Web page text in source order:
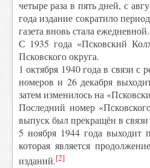
четыре раза в пять дней, с
года издание сократило
газета вновь стала ежедневной.
С 1935 года «Псковский
Псковского округа.
1 октября 1940 года в связи с
номеров и 26 декабря
затем изменилось на
Последний номер
выпуск был прекращён в
5 ноября 1944 года выходит
которая является
изданий.[2]